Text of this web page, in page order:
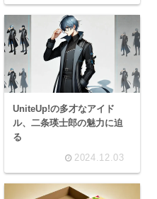
UniteUp!の多才なアイド
ル、二条瑛士郎の魅力に迫
る
2024.12.03